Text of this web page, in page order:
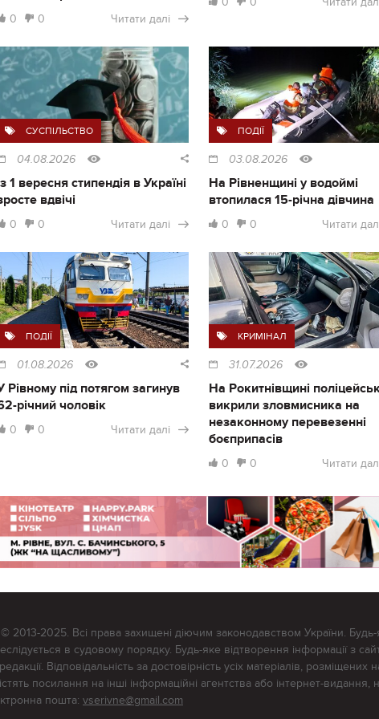
0 0 Читати далі
СУСПІЛЬСТВО
04.08.2026
1 вересня стипендія в Україні
вдвічі
0 0 Читати далі
ПОДІЇ
03.08.2026
На Рівненщині у водоймі
втопилася 15-річна дівчина
0 0 Читати
ПОДІЇ
01.08.2026
Рівному під потягом загинув
річний чоловік
0 0 Читати далі
КРИМІНАЛ
31.07.2026
На Рокитнівщині
викрили зловмисника на
незаконному перевезенні
боєприпасів
0 0 Читати
2013-2025. Всі права захищені діючим законодавством України.
в судовому порядку. Будь-яке відтворення інформації з
Відповідальність за достовірність усіх матеріалів, розміщених
посилання на інші інформаційні агентства або інтернет-видання,
пошта: vserivne@gmail.com